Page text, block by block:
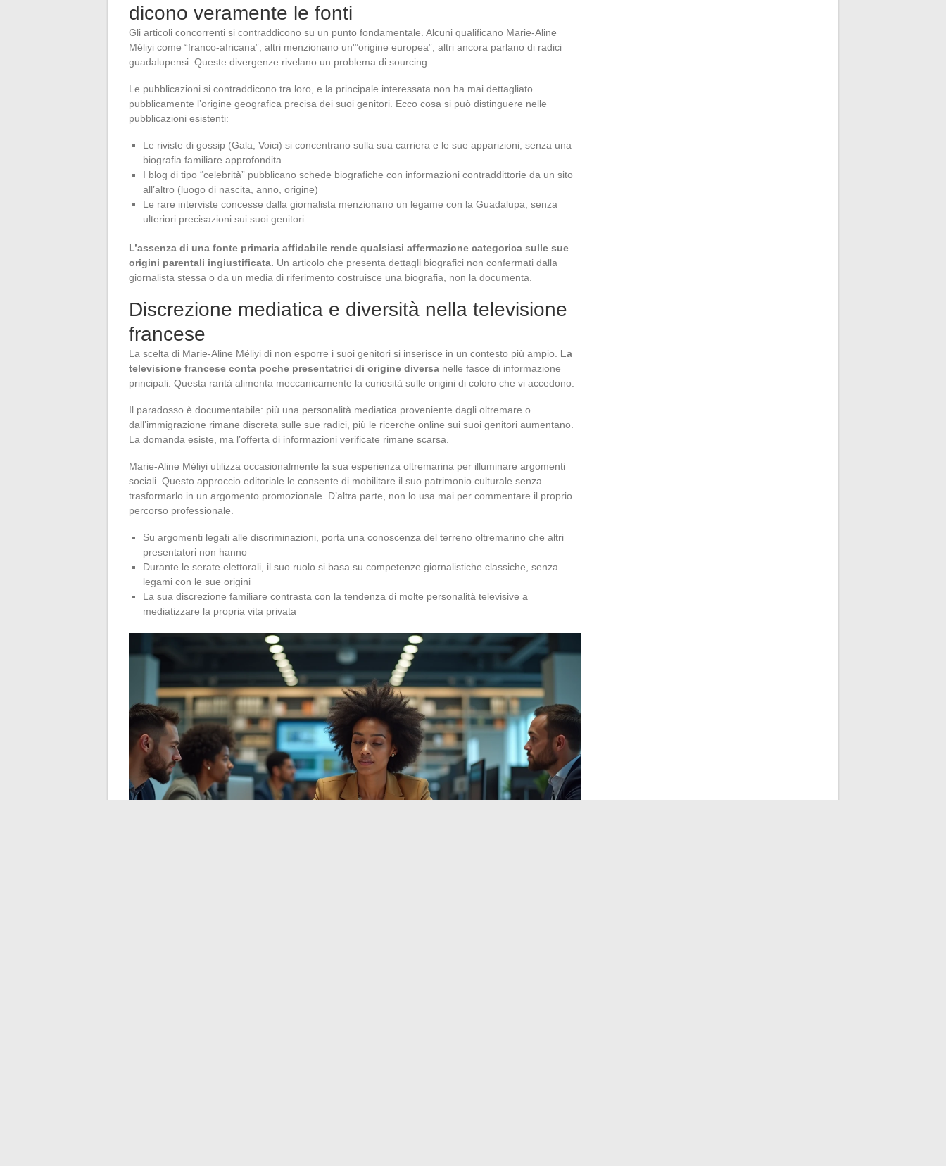
dicono veramente le fonti
Gli articoli concorrenti si contraddicono su un punto fondamentale. Alcuni qualificano Marie-Aline
Méliyi come “franco-africana”, altri menzionano un'”origine europea”, altri ancora parlano di radici
guadalupensi. Queste divergenze rivelano un problema di sourcing.
Le pubblicazioni si contraddicono tra loro, e la principale interessata non ha mai dettagliato
pubblicamente l’origine geografica precisa dei suoi genitori. Ecco cosa si può distinguere nelle
pubblicazioni esistenti:
Le riviste di gossip (Gala, Voici) si concentrano sulla sua carriera e le sue apparizioni, senza una
biografia familiare approfondita
I blog di tipo “celebrità” pubblicano schede biografiche con informazioni contraddittorie da un sito
all’altro (luogo di nascita, anno, origine)
Le rare interviste concesse dalla giornalista menzionano un legame con la Guadalupa, senza
ulteriori precisazioni sui suoi genitori
L’assenza di una fonte primaria affidabile rende qualsiasi affermazione categorica sulle sue
origini parentali ingiustificata. Un articolo che presenta dettagli biografici non confermati dalla
giornalista stessa o da un media di riferimento costruisce una biografia, non la documenta.
Discrezione mediatica e diversità nella televisione
francese
La scelta di Marie-Aline Méliyi di non esporre i suoi genitori si inserisce in un contesto più ampio. La
televisione francese conta poche presentatrici di origine diversa nelle fasce di informazione
principali. Questa rarità alimenta meccanicamente la curiosità sulle origini di coloro che vi accedono.
Il paradosso è documentabile: più una personalità mediatica proveniente dagli oltremare o
dall’immigrazione rimane discreta sulle sue radici, più le ricerche online sui suoi genitori aumentano.
La domanda esiste, ma l’offerta di informazioni verificate rimane scarsa.
Marie-Aline Méliyi utilizza occasionalmente la sua esperienza oltremarina per illuminare argomenti
sociali. Questo approccio editoriale le consente di mobilitare il suo patrimonio culturale senza
trasformarlo in un argomento promozionale. D’altra parte, non lo usa mai per commentare il proprio
percorso professionale.
Su argomenti legati alle discriminazioni, porta una conoscenza del terreno oltremarino che altri
presentatori non hanno
Durante le serate elettorali, il suo ruolo si basa su competenze giornalistiche classiche, senza
legami con le sue origini
La sua discrezione familiare contrasta con la tendenza di molte personalità televisive a
mediatizzare la propria vita privata